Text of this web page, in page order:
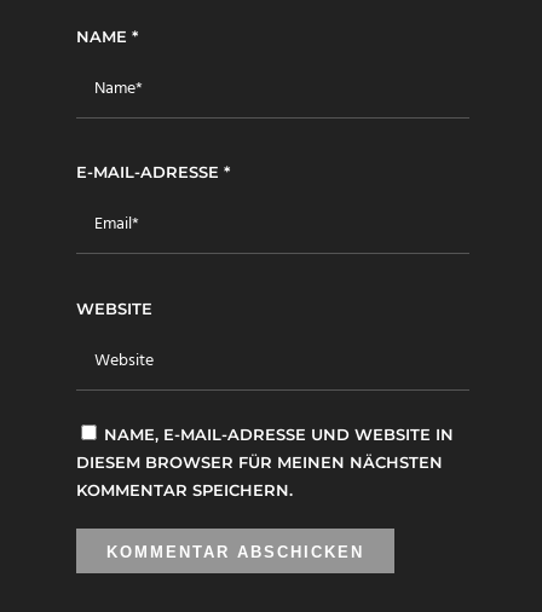
NAME *
E-MAIL-ADRESSE *
WEBSITE
NAME, E-MAIL-ADRESSE UND WEBSITE IN
DIESEM BROWSER FÜR MEINEN NÄCHSTEN
KOMMENTAR SPEICHERN.